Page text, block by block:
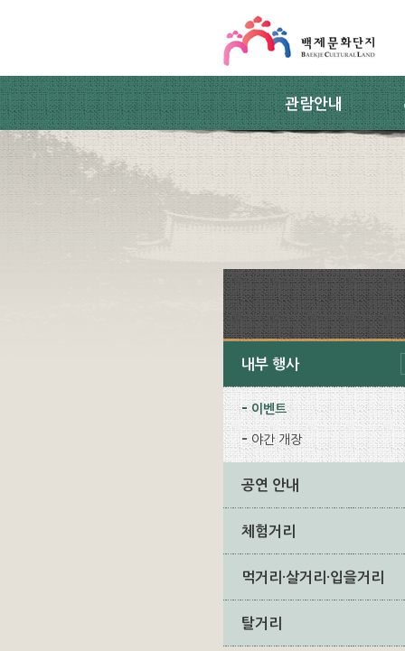
관람안내
내부 행사
이벤트
야간 개장
공연 안내
체험거리
먹거리·살거리·입을거리
탈거리